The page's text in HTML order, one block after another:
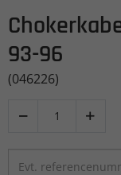
93-96
(046226)
 